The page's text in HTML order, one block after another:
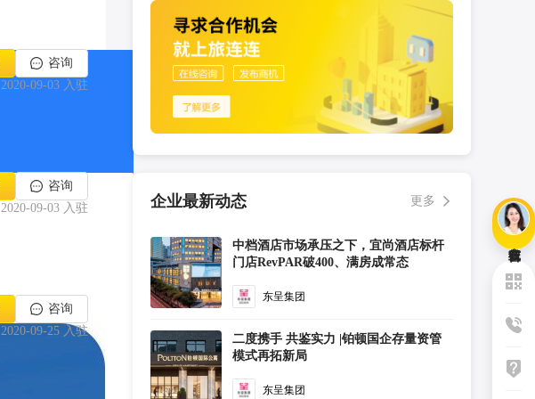
咨询
2020-09-03 入驻
咨询
2020-09-03 入驻
咨询
2020-09-25 入驻
企业最新动态 更多
中档酒店市场承压之下，宜尚酒店标杆
门店RevPAR破400、满房成常态
东呈集团
二度携手 共鉴实力 |铂顿国企存量资管
模式再拓新局
东呈集团